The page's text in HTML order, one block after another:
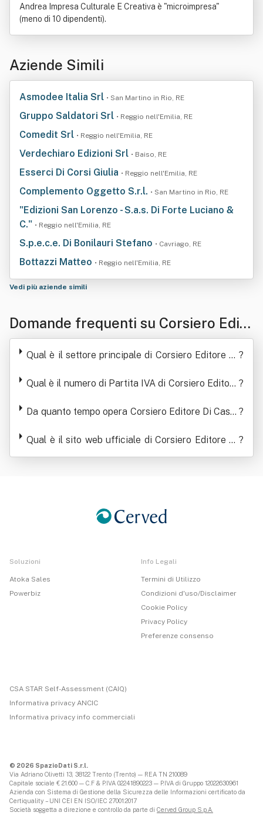
Andrea Impresa Culturale E Creativa è "microimpresa"
(meno di 10 dipendenti).
Aziende Simili
Asmodee Italia Srl • San Martino in Rio, RE
Gruppo Saldatori Srl • Reggio nell'Emilia, RE
Comedit Srl • Reggio nell'Emilia, RE
Verdechiaro Edizioni Srl • Baiso, RE
Esserci Di Corsi Giulia • Reggio nell'Emilia, RE
Complemento Oggetto S.r.l. • San Martino in Rio, RE
"Edizioni San Lorenzo - S.a.s. Di Forte Luciano &
C." • Reggio nell'Emilia, RE
S.p.e.c.e. Di Bonilauri Stefano • Cavriago, RE
Bottazzi Matteo • Reggio nell'Emilia, RE
Vedi più aziende simili
Domande frequenti su Corsiero Edito
re Di Casoli Andrea Impresa Cultural
Qual è il settore principale di Corsiero Editore Di ?
Qual è il numero di Partita IVA di Corsiero Editore ?
Da quanto tempo opera Corsiero Editore Di Casol ?
Qual è il sito web ufficiale di Corsiero Editore Di
Casoli Andrea Impresa Culturale E Creativa
?
Soluzioni
Atoka Sales
Powerbiz
Info Legali
Termini di Utilizzo
Condizioni d'uso/Disclaimer
Cookie Policy
Privacy Policy
Preferenze consenso
CSA STAR Self-Assessment (CAIQ)
Informativa privacy ANCIC
Informativa privacy info commerciali
© 2026 SpazioDati S.r.l.
Via Adriano Olivetti 13, 38122 Trento (Trento) — REA TN 210089
Capitale sociale € 21.600 — C.F & P.IVA 02241890223 — P.IVA di Gruppo 12022630961
Azienda con Sistema di Gestione della Sicurezza delle Informazioni certificato da
Certiquality – UNI CEI EN ISO/IEC 27001:2017
Società soggetta a direzione e controllo da parte di Cerved Group S.p.A.